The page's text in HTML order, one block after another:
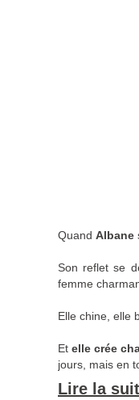
Quand Albane
Son reflet se
femme
Elle chine, elle
Et elle crée
jours, mais en
Lire la